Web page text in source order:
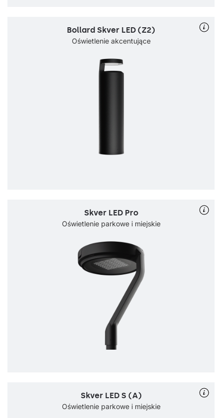
Bollard Skver LED (Z2)
Oświetlenie akcentujące
Skver LED Pro
Oświetlenie parkowe i miejskie
Skver LED S (A)
Oświetlenie parkowe i miejskie